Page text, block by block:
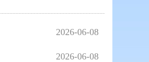
2026-06-08
2026-06-08